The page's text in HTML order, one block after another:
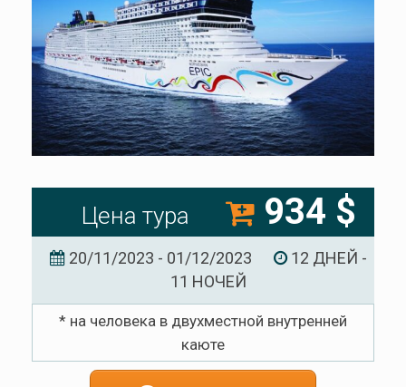
Цена тура 934 $
20/11/2023 - 01/12/2023
12 ДНЕЙ -
11 НОЧЕЙ
* на человека в двухместной внутренней
каюте